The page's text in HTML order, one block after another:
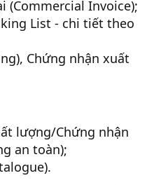
(Commercial Invoice);
List - chi tiết theo
Chứng nhận xuất
lượng/Chứng nhận
an toàn);